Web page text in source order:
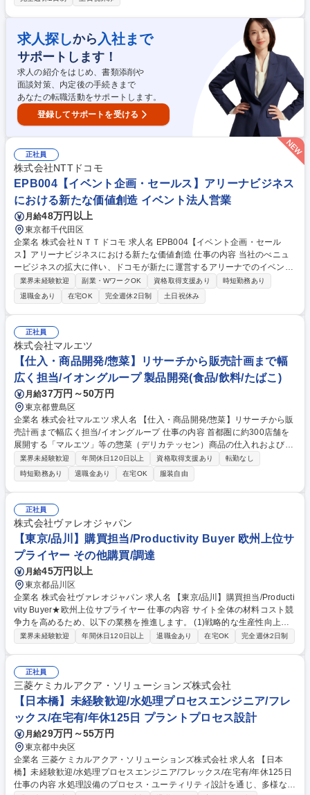
シーズン／カテゴリ別の商品構成、価格帯、投入計画の設計■売上、粗
利、在庫回転、消化率等のKPI設計と進捗モニタリング■販売データや市場
トレンド、顧客ニーズを踏まえた商品計画の策定■仕入計画、発注数量、
在庫コントロールの最適化■オリジナル雑貨や地図デザインを活かした商
品の企画開発 備考欄に続き記載 募集職種 【東京/雑貨事業MDマネージャ
ー】ゼンリンの新事業/プライム上場
求人探しから 入社まで
サポートします！
求人の紹介をはじめ、書類添削や
面談対策、内定後の手続きまで
あなたの転職活動をサポートします。
登録してサポートを受ける
正社員
株式会社NTTドコモ
EPB004【イベント企画・セールス】アリーナビジネス
における新たな価値創造 イベント法人営業
月給48万円以上
東京都千代田区
企業名 株式会社ＮＴＴドコモ 求人名 EPB004【イベント企画・セール
ス】アリーナビジネスにおける新たな価値創造 仕事の内容 当社のべニュ
ービジネスの拡大に伴い、ドコモが新たに運営するアリーナでのイベント
企画/営業・マーケティング施策の管理業務をお任せいたします。 ・運営
管理するスタジアムにおいて、施設利用が想定される興行主（特に音楽興
行主）へのブッキング営業業務や自主イベントの企画立案 ・上記イベント
利用時における、マーケティング施策の実行管理 ※今回のポジションで
は、採用後管理するスタジアム運営会社への出向可能性がございます。 募
集職種 EPB004【イベント企画・セールス】アリーナビジネスにおける新
たな価値創造
業界未経験歓迎 副業・WワークOK 資格取得支援あり
時短勤務あり
退職金あり
在宅OK 完全週休2日制 土日祝休み
正社員
株式会社マルエツ
【仕入・商品開発/惣菜】リサーチから販売計画まで幅
広く担当/イオングループ 製品開発(食品/飲料/たばこ)
月給37万円～50万円
東京都豊島区
企業名 株式会社マルエツ 求人名 【仕入・商品開発/惣菜】リサーチから販
売計画まで幅広く担当/イオングループ 仕事の内容 首都圏に約300店舗を
展開する「マルエツ」等の惣菜（デリカテッセン）商品の仕入れおよび開
発業務をお任せします。リサーチから商品仕様の決定、販売計画の立案ま
で、一気通貫でヒット商品を生み出す仕事です。 【主要業務】 ■商品開発
に向けたリサーチおよび分析 ■商品仕様の決定、レシピ作成、必要書類の
登録 ■原料の買い付け・仕入れ交渉 ■販売計画やプロモーション、販促施
策の立案 ■発売後の数値分析、課題抽出および改善対応 募集職種 【仕
入・商品開発/惣菜】リサーチから販売計画まで幅広く担当/イオングルー
プ
業界未経験歓迎 年間休日120日以上 資格取得支援あり
転勤なし
時短勤務あり
退職金あり 在宅OK 服装自由
正社員
株式会社ヴァレオジャパン
【東京/品川】購買担当/Productivity Buyer 欧州上位サ
プライヤー その他購買/調達
月給45万円以上
東京都品川区
企業名 株式会社ヴァレオジャパン 求人名 【東京/品川】購買担当/Producti
vity Buyer★欧州上位サプライヤー 仕事の内容 サイト全体の材料コスト競
争力を高めるため、以下の業務を推進します。 (1)戦略的な生産性向上（P
roductivity）の推進：■予算に基づきコスト削減を計画・実行(2)サプライ
ャーと連携し、サイト予算を策定(4)グローバル基準の導入(5)物流プロト
コルの最適化 募集職種 【東京/品川】購買担当/Productivity Buyer★欧州
上位サプライヤー
業界未経験歓迎 年間休日120日以上 退職金あり 在宅OK 完全週休2日制
正社員
三菱ケミカルアクア・ソリューションズ株式会社
【日本橋】未経験歓迎/水処理プロセスエンジニア/フレ
ックス/在宅有/年休125日 プラントプロセス設計
月給29万円～55万円
東京都中央区
企業名 三菱ケミカルアクア・ソリューションズ株式会社 求人名 【日本
橋】未経験歓迎/水処理プロセスエンジニア/フレックス/在宅有/年休125日
仕事の内容 水処理設備のプロセス・ユーティリティ設計を通じ、多様な産